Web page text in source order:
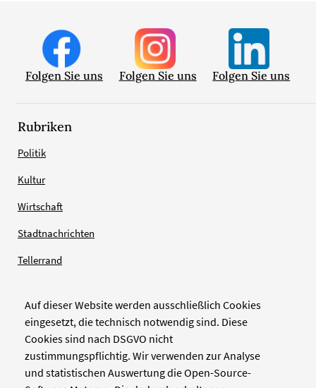
Auf dieser Website werden ausschließlich Cookies
eingesetzt, die technisch notwendig sind. Diese
Cookies sind nach DSGVO nicht
zustimmungspflichtig. Wir verwenden zur Analyse
und statistischen Auswertung die Open-Source-
Folgen Sie uns Folgen Sie uns Folgen Sie uns
Rubriken
Politik
Kultur
Wirtschaft
Stadtnachrichten
Tellerrand
Verlag
Zellwerk GmbH & Co KG
Pinienstraße 2
40233 Düsseldorf